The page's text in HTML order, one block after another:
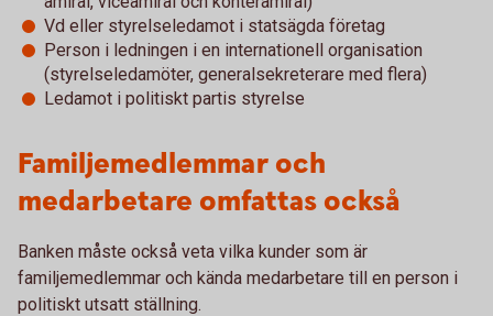
Vd eller styrelseledamot i statsägda företag
Person i ledningen i en internationell organisation
(styrelseledamöter, generalsekreterare med flera)
Ledamot i politiskt partis styrelse
Familjemedlemmar och
medarbetare omfattas också
Banken måste också veta vilka kunder som är
familjemedlemmar och kända medarbetare till en person i
politiskt utsatt ställning.